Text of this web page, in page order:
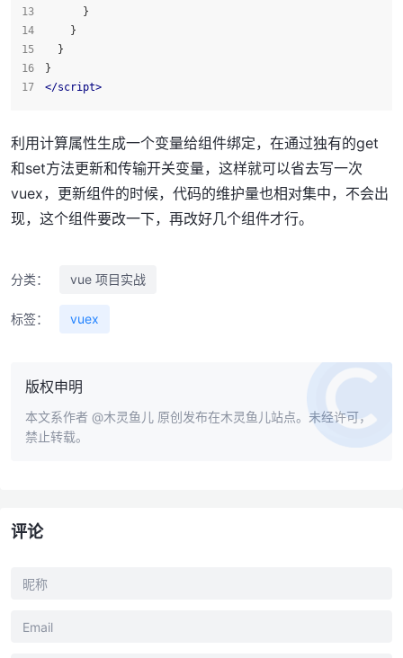
      }
    }
  }
}
</script>
利用计算属性生成一个变量给组件绑定，在通过独有的get
和set方法更新和传输开关变量，这样就可以省去写一次
vuex，更新组件的时候，代码的维护量也相对集中，不会出
现，这个组件要改一下，再改好几个组件才行。
分类： vue 项目实战
标签： vuex
版权申明
本文系作者 @木灵鱼儿 原创发布在木灵鱼儿站点。未经许可，
禁止转载。
评论